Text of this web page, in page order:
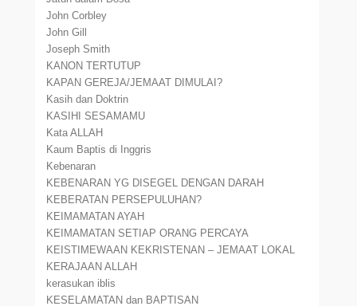
John Corbley
John Gill
Joseph Smith
KANON TERTUTUP
KAPAN GEREJA/JEMAAT DIMULAI?
Kasih dan Doktrin
KASIHI SESAMAMU
Kata ALLAH
Kaum Baptis di Inggris
Kebenaran
KEBENARAN YG DISEGEL DENGAN DARAH
KEBERATAN PERSEPULUHAN?
KEIMAMATAN AYAH
KEIMAMATAN SETIAP ORANG PERCAYA
KEISTIMEWAAN KEKRISTENAN – JEMAAT LOKAL
KERAJAAN ALLAH
kerasukan iblis
KESELAMATAN dan BAPTISAN